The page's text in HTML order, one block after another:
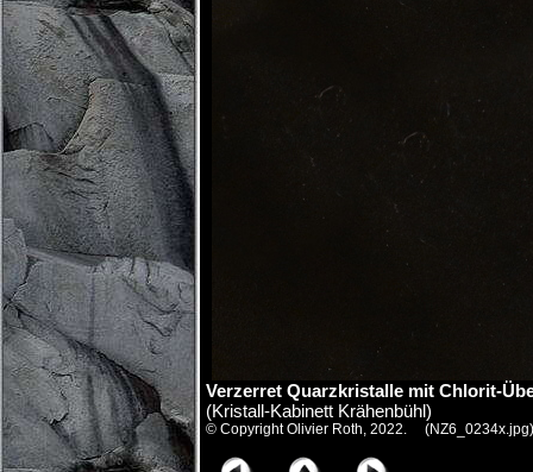
Verzerret Quarzkristalle mit Chlorit-
(Kristall-Kabinett Krähenbühl)
© Copyright Olivier Roth, 2022. (NZ6_0234x.jpg)